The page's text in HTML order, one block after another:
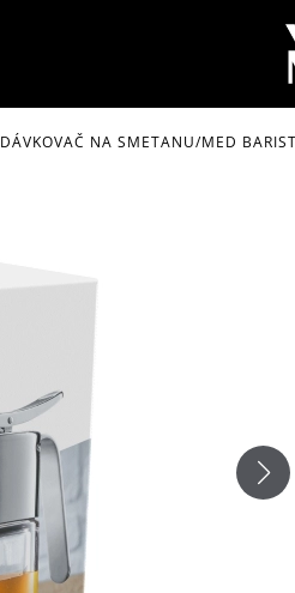
DÁVKOVAČ NA SMETANU/MED